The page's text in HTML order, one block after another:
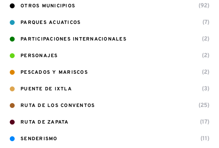
OTROS MUNICIPIOS (92)
PARQUES ACUATICOS (7)
PARTICIPACIONES INTERNACIONALES (2)
PERSONAJES (2)
PESCADOS Y MARISCOS (2)
PUENTE DE IXTLA (3)
RUTA DE LOS CONVENTOS (25)
RUTA DE ZAPATA (17)
SENDERISMO (11)